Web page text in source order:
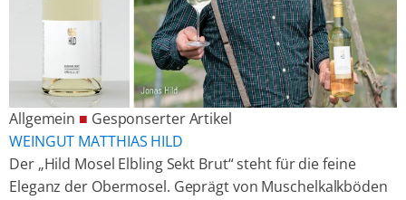
Allgemein ■ Gesponserter Artikel
WEINGUT MATTHIAS HILD
Der „Hild Mosel Elbling Sekt Brut“ steht für die feine
Eleganz der Obermosel. Geprägt von Muschelkalkböden